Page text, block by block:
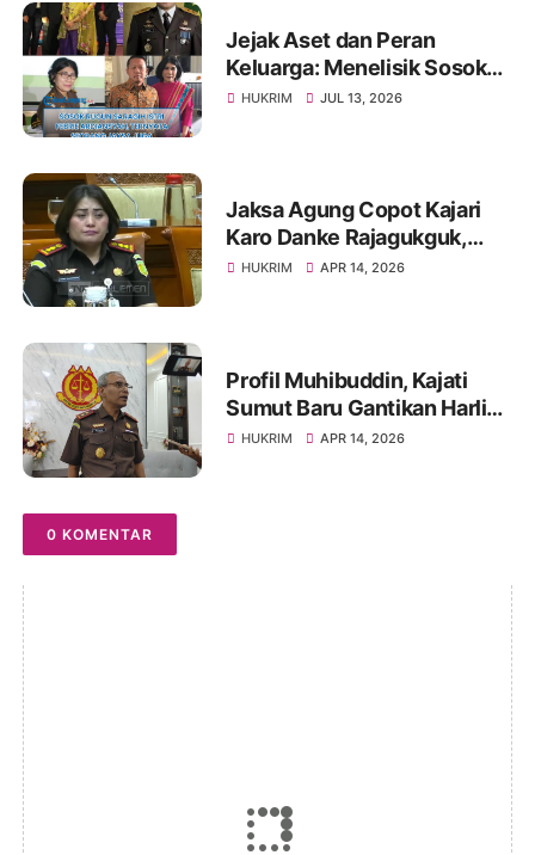
Jejak Aset dan Peran
Keluarga: Menelisik Sosok
Rugun Saragih di Tengah
HUKRIM JUL 13, 2026
Jaksa Agung Copot Kajari
Karo Danke Rajagukguk,
Diganti Edmond Novvery
HUKRIM APR 14, 2026
Profil Muhibuddin, Kajati
Sumut Baru Gantikan Harli
Siregar, Berpengalaman di
HUKRIM APR 14, 2026
0 KOMENTAR